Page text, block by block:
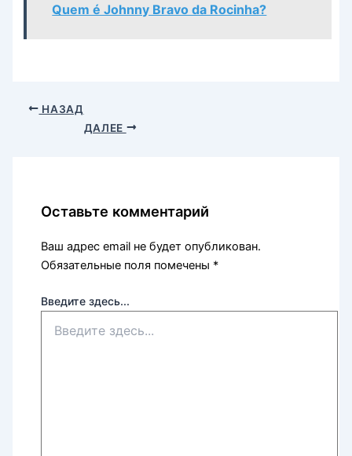
Quem é Johnny Bravo da Rocinha?
НАЗАД
ДАЛЕЕ
Оставьте комментарий
Ваш адрес email не будет опубликован.
Обязательные поля помечены *
Введите здесь...